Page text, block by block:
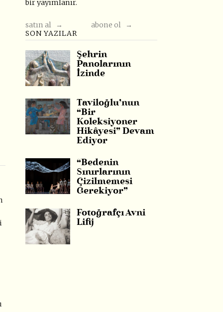
bir yayımlanır.
satın al →
abone ol →
SON YAZILAR
Şehrin
Panolarının
İzinde
Taviloğlu’nun
“Bir
Koleksiyoner
Hikâyesi” Devam
Ediyor
“Bedenin
Sınırlarının
Çizilmemesi
Gerekiyor”
Fotoğrafçı Avni
Lifij